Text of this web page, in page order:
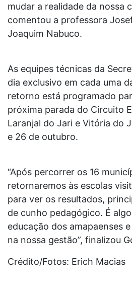
mudar a realidade da nossa
comentou a professora
Joaquim Nabuco.
As equipes técnicas da
dia exclusivo em cada uma
retorno está programado
próxima parada do Circuito
Laranjal do Jari e Vitória do
e 26 de outubro.
“Após percorrer os 16
retornaremos às escolas
para ver os resultados,
de cunho pedagógico. É
educação dos amapaenses
na nossa gestão”, finalizou
Crédito/Fotos: Erich Macias